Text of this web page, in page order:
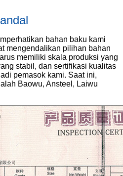
bahan baku kami
mengendalikan pilihan bahan
memiliki skala produksi yang
stabil, dan sertifikasi kualitas
pemasok kami. Saat ini,
Baowu, Ansteel, Laiwu